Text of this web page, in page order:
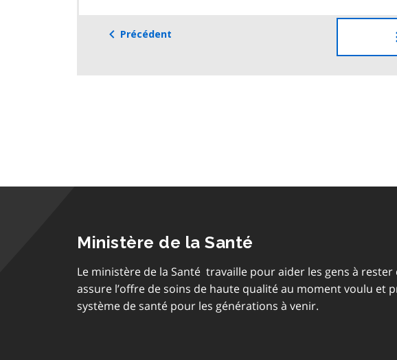
Précédent
Ministère de la Santé
Le ministère de la Santé travaille pour aider les gens à rester
assure l’offre de soins de haute qualité au moment voulu et
système de santé pour les générations à venir.